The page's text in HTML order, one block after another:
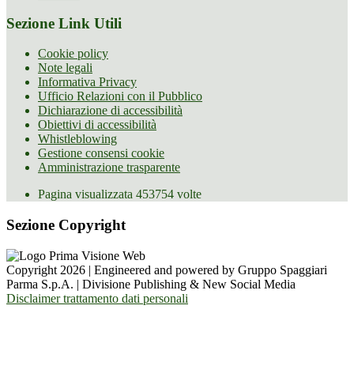
Sezione Link Utili
Cookie policy
Note legali
Informativa Privacy
Ufficio Relazioni con il Pubblico
Dichiarazione di accessibilità
Obiettivi di accessibilità
Whistleblowing
Gestione consensi cookie
Amministrazione trasparente
Pagina visualizzata 453754 volte
Sezione Copyright
Copyright 2026 | Engineered and powered by Gruppo Spaggiari
Parma S.p.A. | Divisione Publishing & New Social Media
Disclaimer trattamento dati personali